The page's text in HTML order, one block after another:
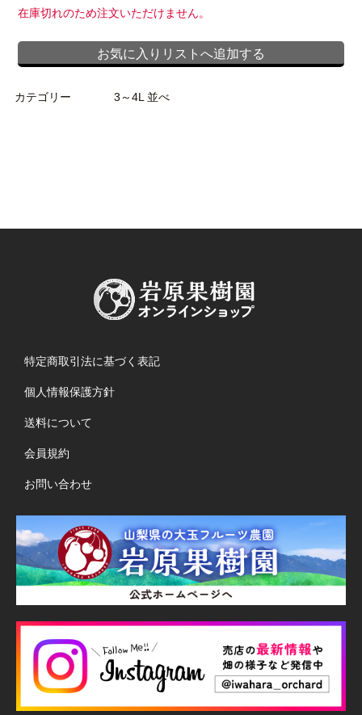
在庫切れのため注文いただけません。
お気に入りリストへ追加する
カテゴリー 3～4L 並べ
特定商取引法に基づく表記
個人情報保護方針
送料について
会員規約
お問い合わせ